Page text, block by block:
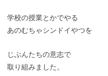
学校の授業とかでやる
あのむちゃシンドイやつを
じぶんたちの意志で
取り組みました。